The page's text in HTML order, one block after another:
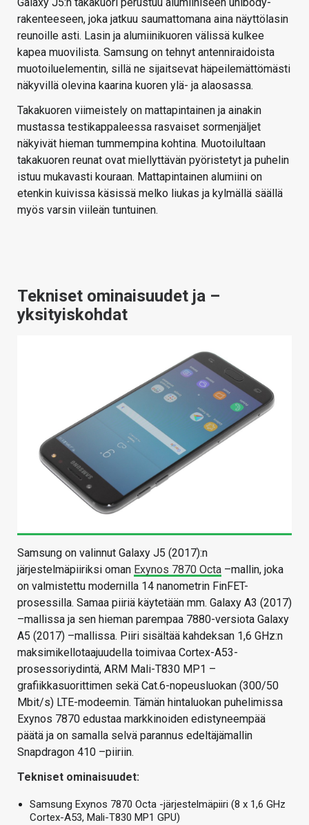
rakenteeseen, joka jatkuu saumattomana aina näyttölasin
reunoille asti. Lasin ja alumiinikuoren välissä kulkee
kapea muovilista. Samsung on tehnyt antenniraidoista
muotoiluelementin, sillä ne sijaitsevat häpeilemättömästi
näkyvillä olevina kaarina kuoren ylä- ja alaosassa.
Takakuoren viimeistely on mattapintainen ja ainakin
mustassa testikappaleessa rasvaiset sormenjäljet
näkyivät hieman tummempina kohtina. Muotoilultaan
takakuoren reunat ovat miellyttävän pyöristetyt ja puhelin
istuu mukavasti kouraan. Mattapintainen alumiini on
etenkin kuivissa käsissä melko liukas ja kylmällä säällä
myös varsin viileän tuntuinen.
Tekniset ominaisuudet ja –
yksityiskohdat
Samsung on valinnut Galaxy J5 (2017):n
järjestelmäpiiriksi oman Exynos 7870 Octa –mallin, joka
on valmistettu modernilla 14 nanometrin FinFET-
prosessilla. Samaa piiriä käytetään mm. Galaxy A3 (2017)
–mallissa ja sen hieman parempaa 7880-versiota Galaxy
A5 (2017) –mallissa. Piiri sisältää kahdeksan 1,6 GHz:n
maksimikellotaajuudella toimivaa Cortex-A53-
prosessoriydintä, ARM Mali-T830 MP1 –
grafiikkasuorittimen sekä Cat.6-nopeusluokan (300/50
Mbit/s) LTE-modeemin. Tämän hintaluokan puhelimissa
Exynos 7870 edustaa markkinoiden edistyneempää
päätä ja on samalla selvä parannus edeltäjämallin
Snapdragon 410 –piiriin.
Tekniset ominaisuudet:
Samsung Exynos 7870 Octa -järjestelmäpiiri (8 x 1,6 GHz
Cortex-A53, Mali-T830 MP1 GPU)